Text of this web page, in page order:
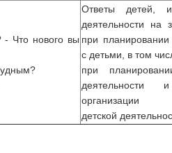
Что нового вы
Ответы детей,
деятельности на
при
с детьми, в том
при
организации
детской